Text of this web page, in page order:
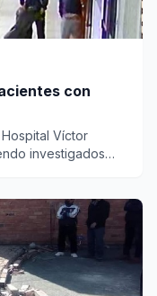
con
Víctor
investigados